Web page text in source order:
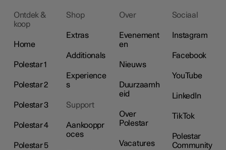
Ontdek &
koop
Home
Polestar 1
Polestar 2
Polestar 3
Polestar 4
Polestar 5
Shop
Extras
Additionals
Experience
s
Support
Aankooppr
oces
Over
Evenement
en
Nieuws
Duurzaamh
eid
Over
Polestar
Vacatures
Sociaal
Instagram
Facebook
YouTube
LinkedIn
TikTok
Polestar
Community